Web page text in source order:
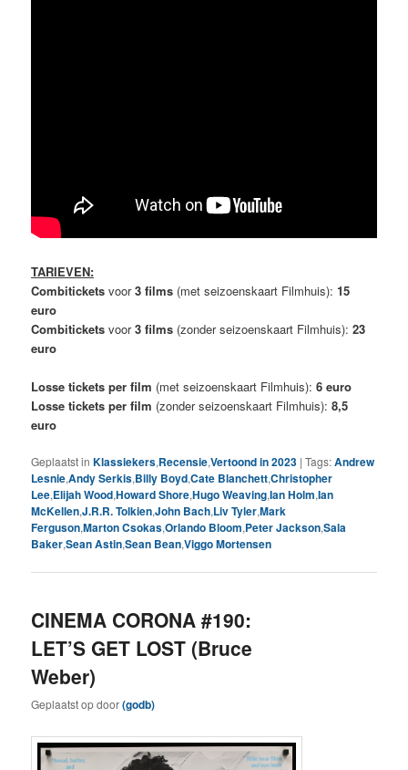
TARIEVEN:
Combiticketsvoor3 films (met seizoenskaart Filmhuis): 15
euro
Combiticketsvoor3 films (zonder seizoenskaart Filmhuis): 23
euro
Losse tickets per film (met seizoenskaart Filmhuis): 6 euro
Losse tickets per film (zonder seizoenskaart Filmhuis): 8,5
euro
Geplaatst in Klassiekers,Recensie,Vertoond in 2023 |Tags:Andrew
Lesnie,Andy Serkis,Billy Boyd,Cate Blanchett,Christopher
Lee,Elijah Wood,Howard Shore,Hugo Weaving,Ian Holm,Ian
McKellen,J.R.R. Tolkien,John Bach,Liv Tyler,Mark
Ferguson,Marton Csokas,Orlando Bloom,Peter Jackson,Sala
Baker,Sean Astin,Sean Bean,Viggo Mortensen
CINEMA CORONA #190:
LET’S GET LOST (Bruce
Weber)
Geplaatst opdoor(godb)